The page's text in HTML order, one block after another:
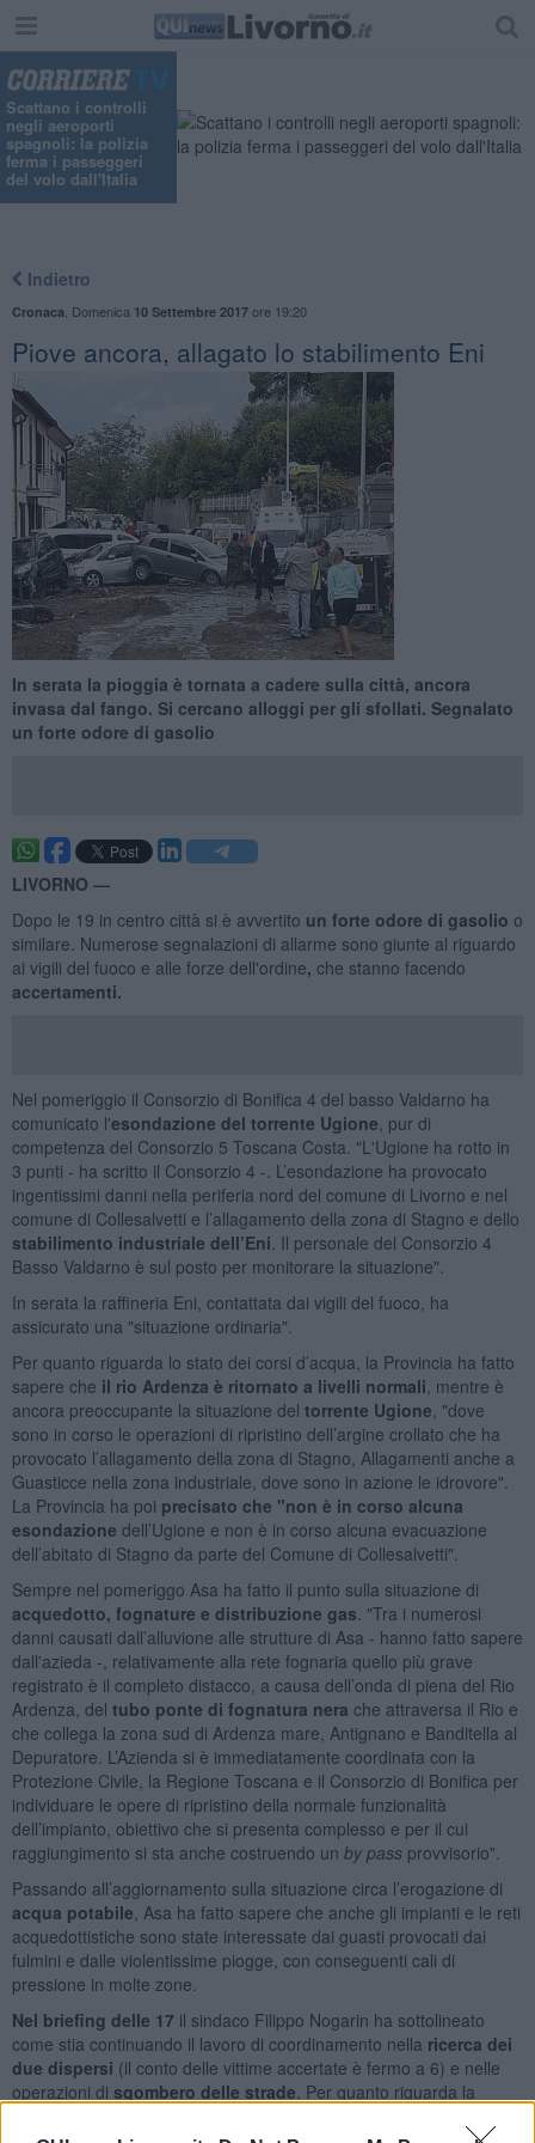
Scattano i controlli
negli aeroporti
spagnoli: la polizia
ferma i passeggeri
del volo dall'Italia
Indietro
Cronaca Domenica 10 Settembre 2017ore 19:20
Piove ancora, allagato lo stabilimento Eni
In serata la pioggia è tornata a cadere sulla città, ancora
invasa dal fango. Si cercano alloggi per gli sfollati. Segnalato
un forte odore di gasolio
LIVORNO —
Dopo le 19 in centro città si è avvertito un forte odore di gasolio o
similare. Numerose segnalazioni di allarme sono giunte al riguardo
ai vigili del fuoco e alle forze dell'ordine, che stanno facendo
accertamenti.
Nel pomeriggio il Consorzio di Bonifica 4 del basso Valdarno ha
comunicato l'esondazione del torrente Ugione , pur di
competenza del Consorzio 5 Toscana Costa. "L'Ugione ha rotto in
3 punti - ha scritto il Consorzio 4 -. L’esondazione ha provocato
ingentissimi danni nella periferia nord del comune di Livorno e nel
comune di Collesalvetti e l’allagamento della zona di Stagno e dello
stabilimento industriale dell’Eni . Il personale del Consorzio 4
Basso Valdarno è sul posto per monitorare la situazione".
In serata la raffineria Eni, contattata dai vigili del fuoco, ha
assicurato una "situazione ordinaria".
Per quanto riguarda lo stato dei corsi d’acqua, la Provincia ha fatto
sapere che il rio Ardenza è ritornato a livelli normali , mentre è
ancora preoccupante la situazione del torrente Ugione , "dove
sono in corso le operazioni di ripristino dell’argine crollato che ha
provocato l’allagamento della zona di Stagno, Allagamenti anche a
Guasticce nella zona industriale, dove sono in azione le idrovore".
La Provincia ha poi precisato che "non è in corso alcuna
esondazione dell’Ugione e non è in corso alcuna evacuazione
dell’abitato di Stagno da parte del Comune di Collesalvetti".
Sempre nel pomeriggo Asa ha fatto il punto sulla situazione di
acquedotto, fognature e distribuzione gas . "Tra i numerosi
danni causati dall’alluvione alle strutture di Asa - hanno fatto sapere
dall'azieda -, relativamente alla rete fognaria quello più grave
registrato è il completo distacco, a causa dell’onda di piena del Rio
Ardenza, del tubo ponte di fognatura nera che attraversa il Rio e
che collega la zona sud di Ardenza mare, Antignano e Banditella al
Depuratore. L’Azienda si è immediatamente coordinata con la
Protezione Civile, la Regione Toscana e il Consorzio di Bonifica per
individuare le opere di ripristino della normale funzionalità
dell’impianto, obiettivo che si presenta complesso e per il cui
raggiungimento si sta anche costruendo un by passprovvisorio".
Passando all’aggiornamento sulla situazione circa l’erogazione di
acqua potabile , Asa ha fatto sapere che anche gli impianti e le reti
acquedottistiche sono state interessate dai guasti provocati dai
fulmini e dalle violentissime piogge, con conseguenti cali di
pressione in molte zone.
Nel briefing delle 17 il sindaco Filippo Nogarin ha sottolineato
come stia continuando il lavoro di coordinamento nella ricerca dei
due dispersi (il conto delle vittime accertate è fermo a 6) e nelle
operazioni di sgombero delle strade . Per quanto riguarda la